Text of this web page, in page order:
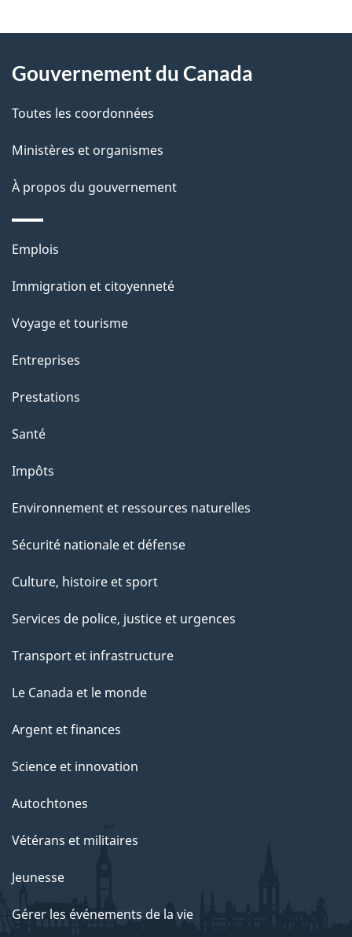
i
l
s
d
e
l
a
p
a
g
e
propos
de
ce
site
Gouvernement du Canada
Toutes les coordonnées
Ministères et organismes
À propos du gouvernement
Thèmes
sujets
Emplois
Immigration et citoyenneté
Voyage et tourisme
Entreprises
Prestations
Santé
Impôts
Environnement et ressources naturelles
Sécurité nationale et défense
Culture, histoire et sport
Services de police, justice et urgences
Transport et infrastructure
Le Canada et le monde
Argent et finances
Science et innovation
Autochtones
Vétérans et militaires
Jeunesse
Gérer les événements de la vie